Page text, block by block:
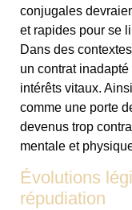
conjugales
et rapides pour se
Dans des
un contrat
intérêts vitaux.
comme une porte
devenus trop
mentale et
Évolutions
répudiation